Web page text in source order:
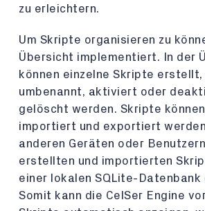
zu erleichtern.
Um Skripte organisieren zu
Übersicht implementiert. In der
können einzelne Skripte
umbenannt, aktiviert oder
gelöscht werden. Skripte
importiert und exportiert
anderen Geräten oder
erstellten und importierten
einer lokalen SQLite-Datenbank
Somit kann die CelSer Engine